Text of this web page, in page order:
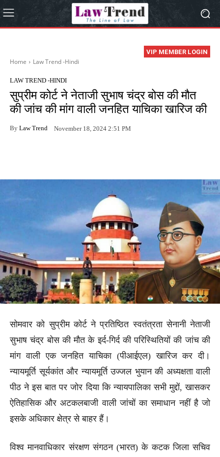
VIP MEMBER LOGIN
Home Law Trend -Hindi
LAW TREND -HINDI
सुप्रीम कोर्ट ने नेताजी सुभाष चंद्र बोस की मौत
की जांच की मांग वाली जनहित याचिका खारिज की
By Law Trend November 18, 2024 2:51 PM
सोमवार को सुप्रीम कोर्ट ने प्रतिष्ठित स्वतंत्रता सेनानी नेताजी
सुभाष चंद्र बोस की मौत के इर्द-गिर्द की परिस्थितियों की जांच की
मांग वाली एक जनहित याचिका (पीआईएल) खारिज कर दी।
न्यायमूर्ति सूर्यकांत और न्यायमूर्ति उज्जल भुयान की अध्यक्षता वाली
पीठ ने इस बात पर जोर दिया कि न्यायपालिका सभी मुद्दों, खासकर
ऐतिहासिक और अटकलबाजी वाली जांचों का समाधान नहीं है जो
इसके अधिकार क्षेत्र से बाहर हैं।
विश्व मानवाधिकार संरक्षण संगठन (भारत) के कटक जिला सचिव